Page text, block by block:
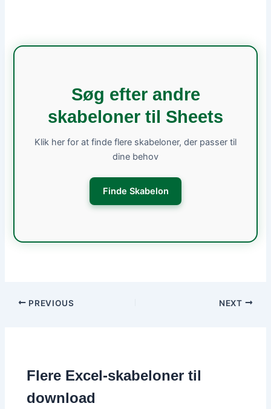
Søg efter andre
skabeloner til Sheets
Klik her for at finde flere skabeloner, der passer til
dine behov
Finde Skabelon
PREVIOUS NEXT
Flere Excel-skabeloner til
download